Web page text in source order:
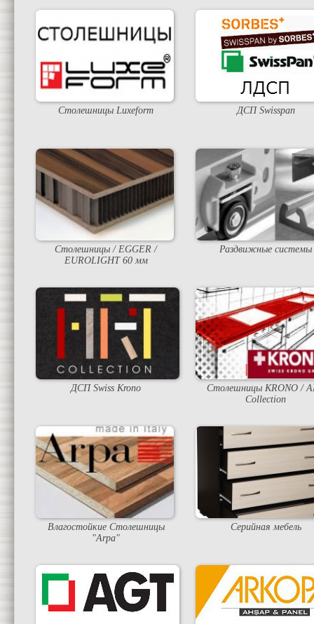
Столешницы Luxeform ДСП Swisspan
Столешницы / EGGER /
EUROLIGHT 60 мм
Раздвижные системы
ДСП Swiss Krono
Столешницы KRONO /
Collection
Влагостойкие Столешницы
"Arpa"
Серийная мебель